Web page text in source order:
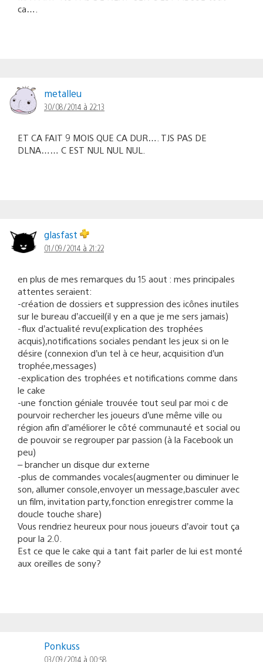
ca….
metalleu
30/08/2014 à 22:13
ET CA FAIT 9 MOIS QUE CA DUR…. TJS PAS DE
DLNA…… C EST NUL NUL NUL.
glasfast
01/09/2014 à 21:22
en plus de mes remarques du 15 aout : mes principales
attentes seraient:
-création de dossiers et suppression des icônes inutiles
sur le bureau d’accueil(il y en a que je me sers jamais)
-flux d’actualité revu(explication des trophées
acquis),notifications sociales pendant les jeux si on le
désire (connexion d’un tel à ce heur, acquisition d’un
trophée,messages)
-explication des trophées et notifications comme dans
le cake
-une fonction géniale trouvée tout seul par moi c de
pourvoir rechercher les joueurs d’une même ville ou
région afin d’améliorer le côté communauté et social ou
de pouvoir se regrouper par passion (à la Facebook un
peu)
– brancher un disque dur externe
-plus de commandes vocales(augmenter ou diminuer le
son, allumer console,envoyer un message,basculer avec
un film, invitation party,fonction enregistrer comme la
doucle touche share)
Vous rendriez heureux pour nous joueurs d’avoir tout ça
pour la 2.0.
Est ce que le cake qui a tant fait parler de lui est monté
aux oreilles de sony?
Ponkuss
03/09/2014 à 00:58